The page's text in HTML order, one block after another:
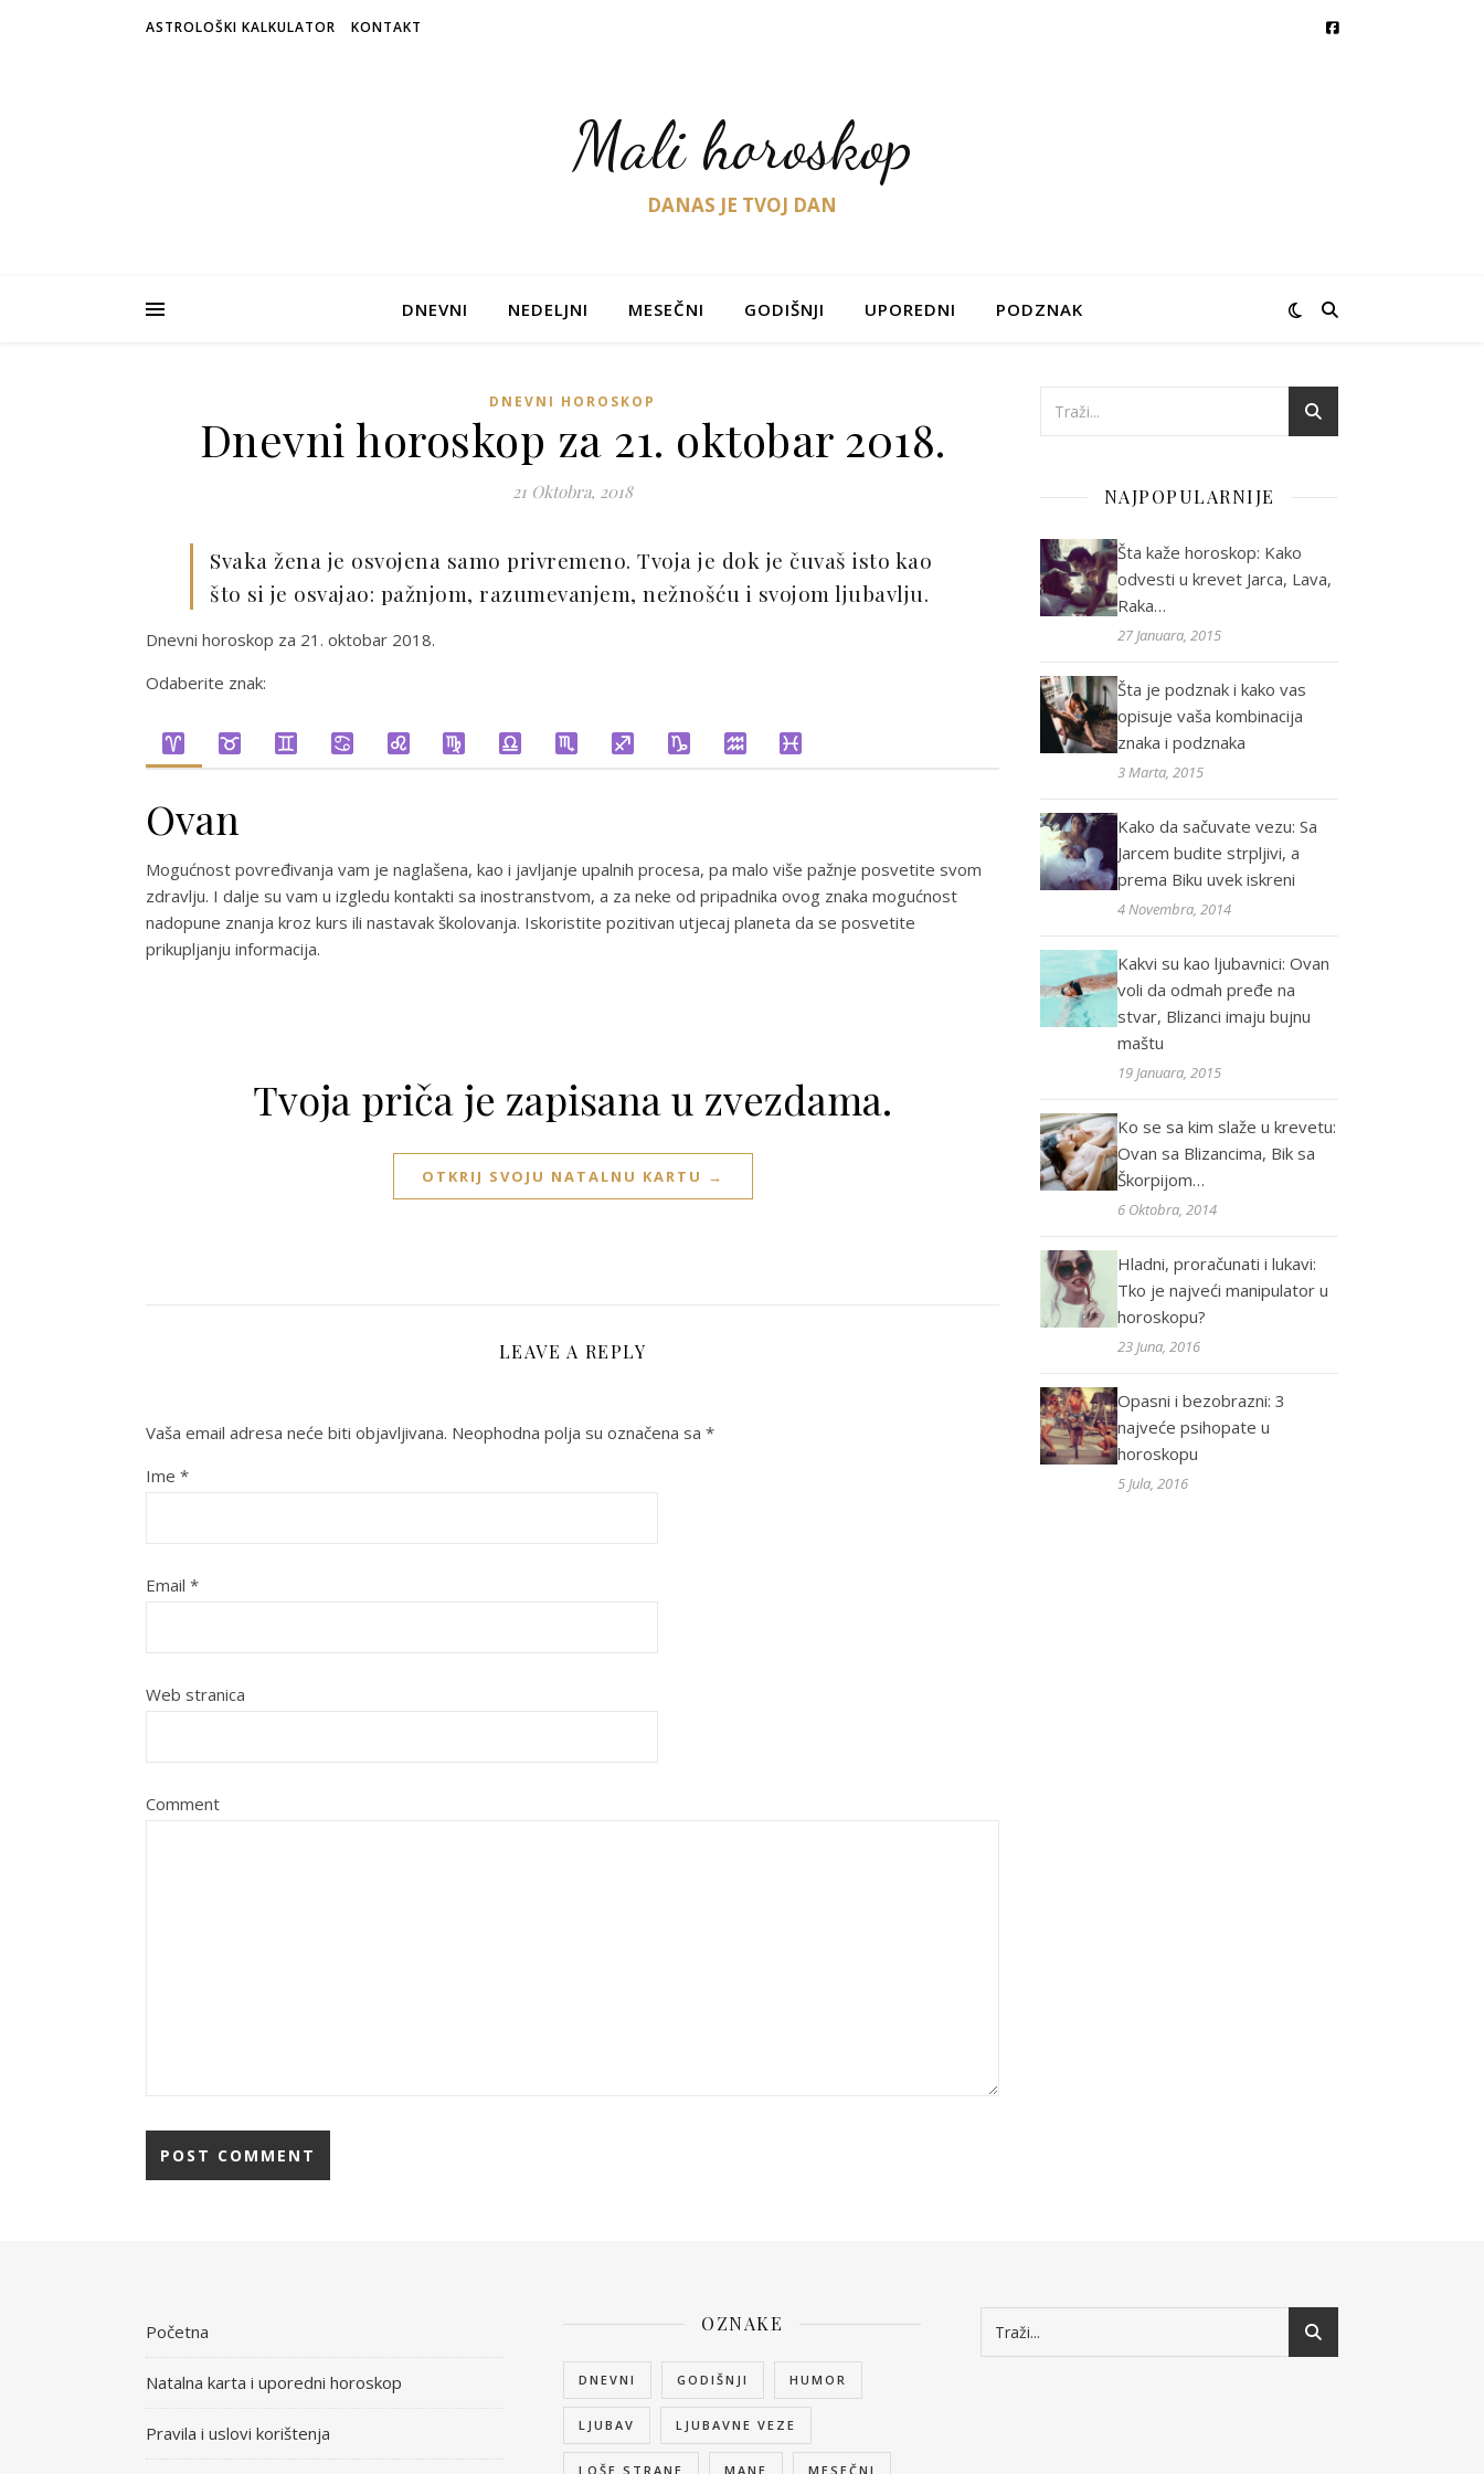
ASTROLOŠKI KALKULATOR KONTAKT
Mali horoskop
DANAS JE TVOJ DAN
DNEVNI NEDELJNI MESEČNI GODIŠNJI UPOREDNI PODZNAK
DNEVNI HOROSKOP
Dnevni horoskop za 21. oktobar 2018.
21 Oktobra, 2018
Svaka žena je osvojena samo privremeno. Tvoja je dok je čuvaš isto kao
što si je osvajao: pažnjom, razumevanjem, nežnošću i svojom ljubavlju.
Dnevni horoskop za 21. oktobar 2018.
Odaberite znak:
Ovan
Mogućnost povređivanja vam je naglašena, kao i javljanje upalnih procesa, pa malo više pažnje posvetite svom
zdravlju. I dalje su vam u izgledu kontakti sa inostranstvom, a za neke od pripadnika ovog znaka mogućnost
nadopune znanja kroz kurs ili nastavak školovanja. Iskoristite pozitivan utjecaj planeta da se posvetite
prikupljanju informacija.
Tvoja priča je zapisana u zvezdama.
OTKRIJ SVOJU NATALNU KARTU →
LEAVE A REPLY
Vaša email adresa neće biti objavljivana. Neophodna polja su označena sa *
Ime *
Email *
Web stranica
Comment
NAJPOPULARNIJE
Šta kaže horoskop: Kako
odvesti u krevet Jarca, Lava,
Raka…
27 Januara, 2015
Šta je podznak i kako vas
opisuje vaša kombinacija
znaka i podznaka
3 Marta, 2015
Kako da sačuvate vezu: Sa
Jarcem budite strpljivi, a
prema Biku uvek iskreni
4 Novembra, 2014
Kakvi su kao ljubavnici: Ovan
voli da odmah pređe na
stvar, Blizanci imaju bujnu
maštu
19 Januara, 2015
Ko se sa kim slaže u krevetu:
Ovan sa Blizancima, Bik sa
Škorpijom…
6 Oktobra, 2014
Hladni, proračunati i lukavi:
Tko je najveći manipulator u
horoskopu?
23 Juna, 2016
Opasni i bezobrazni: 3
najveće psihopate u
horoskopu
5 Jula, 2016
Početna
Natalna karta i uporedni horoskop
Pravila i uslovi korištenja
OZNAKE
DNEVNI GODIŠNJI HUMOR
LJUBAV LJUBAVNE VEZE
LOŠE STRANE MANE MESEČNI